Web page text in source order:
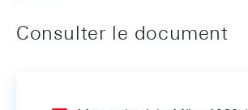
Consulter le document